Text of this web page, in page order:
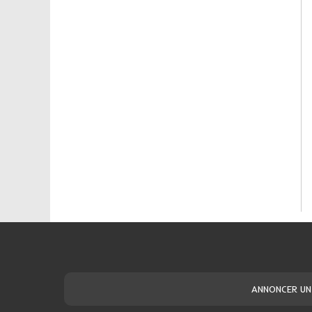
ANNONCER